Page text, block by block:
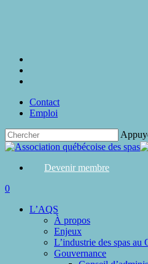
Contact
Emploi
Close
Devenir membre
search
0
L’AQS
À propos
Enjeux
L’industrie des spas au
Gouvernance